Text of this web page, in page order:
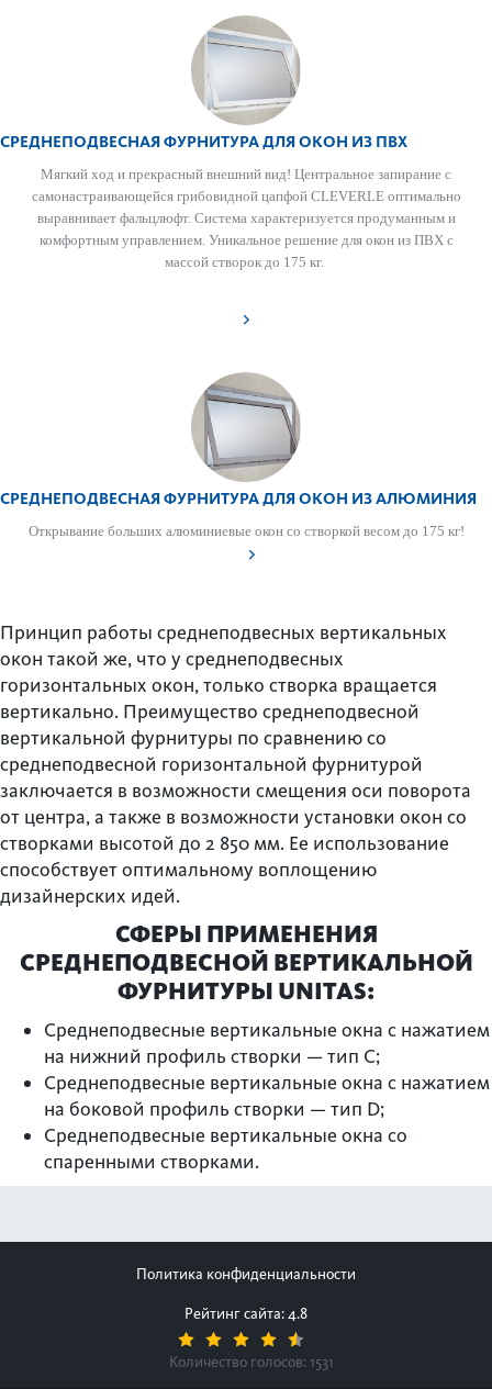
СРЕДНЕПОДВЕСНАЯ ФУРНИТУРА ДЛЯ ОКОН ИЗ ПВХ
Мягкий ход и прекрасный внешний вид! Центральное запирание с
самонастраивающейся грибовидной цапфой CLEVERLE оптимально
выравнивает фальцлюфт. Система характеризуется продуманным и
комфортным управлением. Уникальное решение для окон из ПВХ с
массой створок до 175 кг.
СРЕДНЕПОДВЕСНАЯ ФУРНИТУРА ДЛЯ ОКОН ИЗ АЛЮМИНИЯ
Открывание больших алюминиевые окон со створкой весом до 175 кг!
Принцип работы среднеподвесных вертикальных
окон такой же, что у среднеподвесных
горизонтальных окон, только створка вращается
вертикально. Преимущество среднеподвесной
вертикальной фурнитуры по сравнению со
среднеподвесной горизонтальной фурнитурой
заключается в возможности смещения оси поворота
от центра, а также в возможности установки окон со
створками высотой до 2 850 мм. Ее использование
способствует оптимальному воплощению
дизайнерских идей.
СФЕРЫ ПРИМЕНЕНИЯ
СРЕДНЕПОДВЕСНОЙ ВЕРТИКАЛЬНОЙ
ФУРНИТУРЫ UNITAS:
Среднеподвесные вертикальные окна с нажатием
на нижний профиль створки — тип С;
Среднеподвесные вертикальные окна с нажатием
на боковой профиль створки — тип D;
Среднеподвесные вертикальные окна со
спаренными створками.
Политика конфиденциальности
Рейтинг сайта: 4.8
Количество голосов: 1531